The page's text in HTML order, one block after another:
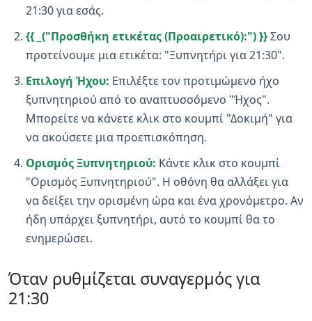
21:30 για εσάς.
{{ _("Προσθήκη ετικέτας (Προαιρετικό):") }}Σου
προτείνουμε μια ετικέτα: "Ξυπνητήρι για 21:30".
Επιλογή Ήχου: Επιλέξτε τον προτιμώμενο ήχο
ξυπνητηριού από το αναπτυσσόμενο "Ήχος".
Μπορείτε να κάνετε κλικ στο κουμπί "Δοκιμή" για
να ακούσετε μια προεπισκόπηση.
Ορισμός Ξυπνητηριού: Κάντε κλικ στο κουμπί
"Ορισμός Ξυπνητηριού". Η οθόνη θα αλλάξει για
να δείξει την ορισμένη ώρα και ένα χρονόμετρο. Αν
ήδη υπάρχει ξυπνητήρι, αυτό το κουμπί θα το
ενημερώσει.
Όταν ρυθμίζεται συναγερμός για
21:30